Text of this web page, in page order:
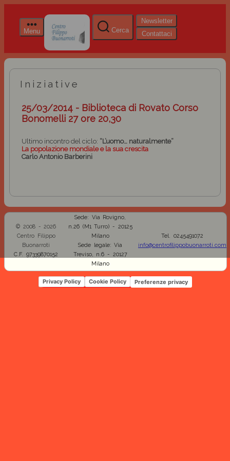
Menu Cerca
Newsletter
Contattaci
Iniziative
25/03/2014 - Biblioteca di Rovato Corso
Bonomelli 27 ore 20,30
Ultimo incontro del ciclo: “L’uomo… naturalmente”
La popolazione mondiale e la sua crescita
Carlo Antonio Barberini
© 2008 - 2026
Centro Filippo
Buonarroti
C.F. 97339870152
Sede: Via Rovigno,
n.26 (M1 Turro) - 20125
Milano
Sede legale: Via
Treviso, n.6 - 20127
Milano
Tel. 0245491072
info@centrofilippobuonarroti.com
Privacy Policy Cookie Policy Preferenze privacy